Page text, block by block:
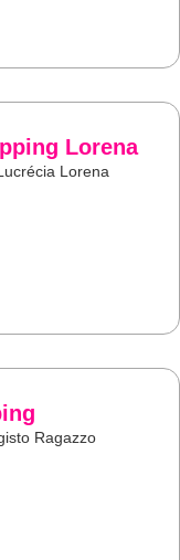
Lorena
Lorena
Ragazzo